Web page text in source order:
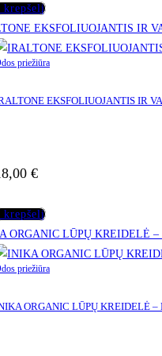
krepšelį
priežiūra
EKSFOLIUOJANTIS IR
€
krepšelį
priežiūra
ORGANIC LŪPŲ KREIDELĖ –